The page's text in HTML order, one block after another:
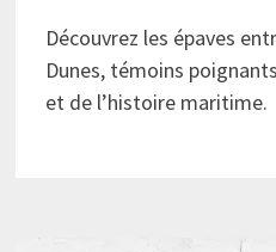
Découvrez les épaves
Dunes, témoins
et de l’histoire maritime.